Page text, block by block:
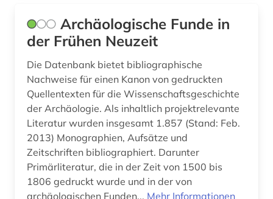
habilitation (1)
halle (1)
handbuch (2)
handschrift (2)
handschriftenkunde (1)
hannover (1)
hausa (1)
Archäologische Funde in
der Frühen Neuzeit
Die Datenbank bietet bibliographische
Nachweise für einen Kanon von gedruckten
Quellentexten für die Wissenschaftsgeschichte
der Archäologie. Als inhaltlich projektrelevante
Literatur wurden insgesamt 1.857 (Stand: Feb.
2013) Monographien, Aufsätze und
Zeitschriften bibliographiert. Darunter
Primärliteratur, die in der Zeit von 1500 bis
1806 gedruckt wurde und in der von
archäologischen Funden... Mehr Informationen